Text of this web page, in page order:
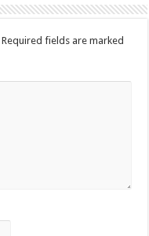
Required fields are marked